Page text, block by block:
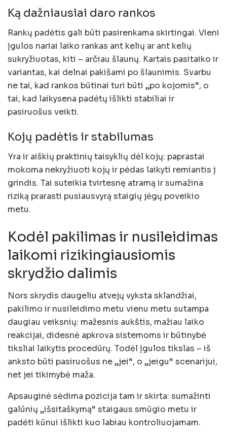
Ką dažniausiai daro rankos
Rankų padėtis gali būti pasirenkama skirtingai. Vieni
įgulos nariai laiko rankas ant kelių ar ant kelių
sukryžiuotas, kiti – arčiau šlaunų. Kartais pasitaiko ir
variantas, kai delnai pakišami po šlaunimis. Svarbu
ne tai, kad rankos būtinai turi būti „po kojomis“, o
tai, kad laikysena padėtų išlikti stabiliai ir
pasiruošus veikti.
Kojų padėtis ir stabilumas
Yra ir aiškių praktinių taisyklių dėl kojų: paprastai
mokoma nekryžiuoti kojų ir pėdas laikyti remiantis į
grindis. Tai suteikia tvirtesnę atramą ir sumažina
riziką prarasti pusiausvyrą staigių jėgų poveikio
metu.
Kodėl pakilimas ir nusileidimas
laikomi rizikingiausiomis
skrydžio dalimis
Nors skrydis daugeliu atvejų vyksta sklandžiai,
pakilimo ir nusileidimo metu vienu metu sutampa
daugiau veiksnių: mažesnis aukštis, mažiau laiko
reakcijai, didesnė apkrova sistemoms ir būtinybė
tiksliai laikytis procedūrų. Todėl įgulos tikslas – iš
anksto būti pasiruošus ne „jei“, o „jeigu“ scenarijui,
net jei tikimybė maža.
Apsauginė sėdima pozicija tam ir skirta: sumažinti
galūnių „išsitaškymą“ staigaus smūgio metu ir
padėti kūnui išlikti kuo labiau kontroliuojamam.